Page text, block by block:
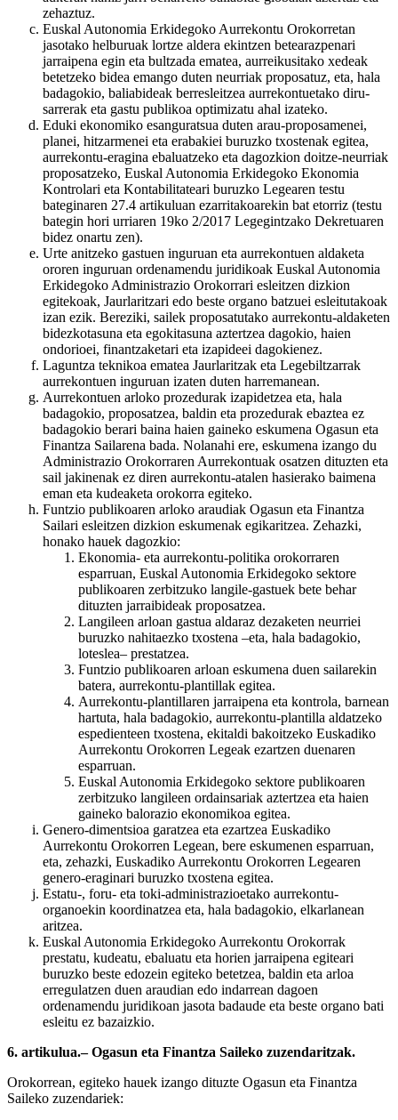
zehaztuz.
Euskal Autonomia Erkidegoko Aurrekontu Orokorretan
jasotako helburuak lortze aldera ekintzen betearazpenari
jarraipena egin eta bultzada ematea, aurreikusitako xedeak
betetzeko bidea emango duten neurriak proposatuz, eta, hala
badagokio, baliabideak berresleitzea aurrekontuetako diru-
sarrerak eta gastu publikoa optimizatu ahal izateko.
Eduki ekonomiko esanguratsua duten arau-proposamenei,
planei, hitzarmenei eta erabakiei buruzko txostenak egitea,
aurrekontu-eragina ebaluatzeko eta dagozkion doitze-neurriak
proposatzeko, Euskal Autonomia Erkidegoko Ekonomia
Kontrolari eta Kontabilitateari buruzko Legearen testu
bateginaren 27.4 artikuluan ezarritakoarekin bat etorriz (testu
bategin hori urriaren 19ko 2/2017 Legegintzako Dekretuaren
bidez onartu zen).
Urte anitzeko gastuen inguruan eta aurrekontuen aldaketa
ororen inguruan ordenamendu juridikoak Euskal Autonomia
Erkidegoko Administrazio Orokorrari esleitzen dizkion
egitekoak, Jaurlaritzari edo beste organo batzuei esleitutakoak
izan ezik. Bereziki, sailek proposatutako aurrekontu-aldaketen
bidezkotasuna eta egokitasuna aztertzea dagokio, haien
ondorioei, finantzaketari eta izapideei dagokienez.
Laguntza teknikoa ematea Jaurlaritzak eta Legebiltzarrak
aurrekontuen inguruan izaten duten harremanean.
Aurrekontuen arloko prozedurak izapidetzea eta, hala
badagokio, proposatzea, baldin eta prozedurak ebaztea ez
badagokio berari baina haien gaineko eskumena Ogasun eta
Finantza Sailarena bada. Nolanahi ere, eskumena izango du
Administrazio Orokorraren Aurrekontuak osatzen dituzten eta
sail jakinenak ez diren aurrekontu-atalen hasierako baimena
eman eta kudeaketa orokorra egiteko.
Funtzio publikoaren arloko araudiak Ogasun eta Finantza
Sailari esleitzen dizkion eskumenak egikaritzea. Zehazki,
honako hauek dagozkio:
Ekonomia- eta aurrekontu-politika orokorraren
esparruan, Euskal Autonomia Erkidegoko sektore
publikoaren zerbitzuko langile-gastuek bete behar
dituzten jarraibideak proposatzea.
Langileen arloan gastua aldaraz dezaketen neurriei
buruzko nahitaezko txostena –eta, hala badagokio,
loteslea– prestatzea.
Funtzio publikoaren arloan eskumena duen sailarekin
batera, aurrekontu-plantillak egitea.
Aurrekontu-plantillaren jarraipena eta kontrola, barnean
hartuta, hala badagokio, aurrekontu-plantilla aldatzeko
espedienteen txostena, ekitaldi bakoitzeko Euskadiko
Aurrekontu Orokorren Legeak ezartzen duenaren
esparruan.
Euskal Autonomia Erkidegoko sektore publikoaren
zerbitzuko langileen ordainsariak aztertzea eta haien
gaineko balorazio ekonomikoa egitea.
Genero-dimentsioa garatzea eta ezartzea Euskadiko
Aurrekontu Orokorren Legean, bere eskumenen esparruan,
eta, zehazki, Euskadiko Aurrekontu Orokorren Legearen
genero-eraginari buruzko txostena egitea.
Estatu-, foru- eta toki-administrazioetako aurrekontu-
organoekin koordinatzea eta, hala badagokio, elkarlanean
aritzea.
Euskal Autonomia Erkidegoko Aurrekontu Orokorrak
prestatu, kudeatu, ebaluatu eta horien jarraipena egiteari
buruzko beste edozein egiteko betetzea, baldin eta arloa
erregulatzen duen araudian edo indarrean dagoen
ordenamendu juridikoan jasota badaude eta beste organo bati
esleitu ez bazaizkio.
6. artikulua.– Ogasun eta Finantza Saileko zuzendaritzak.
Orokorrean, egiteko hauek izango dituzte Ogasun eta Finantza
Saileko zuzendariek: